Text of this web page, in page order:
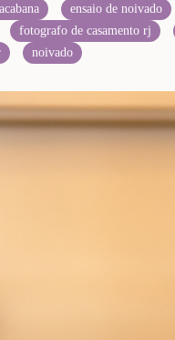
ensaio de noivado
fotografo de casamento rj
noivado